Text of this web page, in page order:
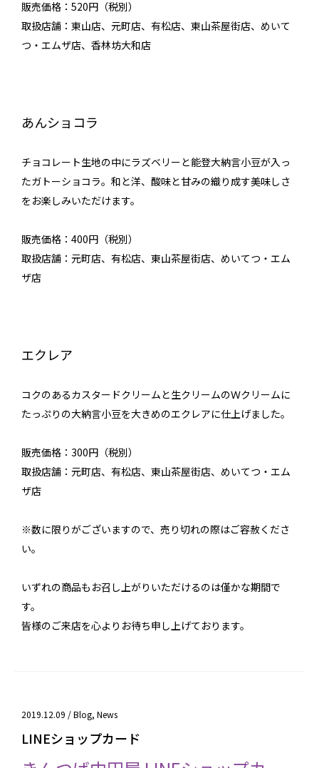
販売価格：520円（税別）
取扱店舗：東山店、元町店、有松店、東山茶屋街店、めいて
つ・エムザ店、香林坊大和店
あんショコラ
チョコレート生地の中にラズベリーと能登大納言小豆が入っ
たガトーショコラ。和と洋、酸味と甘みの織り成す美味しさ
をお楽しみいただけます。
販売価格：400円（税別）
取扱店舗：元町店、有松店、東山茶屋街店、めいてつ・エム
ザ店
エクレア
コクのあるカスタードクリームと生クリームのＷクリームに
たっぷりの大納言小豆を大きめのエクレアに仕上げました。
販売価格：300円（税別）
取扱店舗：元町店、有松店、東山茶屋街店、めいてつ・エム
ザ店
※数に限りがございますので、売り切れの際はご容赦くださ
い。
いずれの商品もお召し上がりいただけるのは僅かな期間で
す。
皆様のご来店を心よりお待ち申し上げております。
2019.12.09 /Blog, News
LINEショップカード